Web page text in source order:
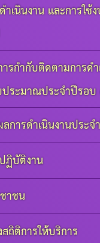
ำเนินงาน และการใ
รกำกับติดตามการด
ประมาณประจำปีรอ
การดำเนินงานประ
ฏิบัติงาน
าชน
ถิติการให้บริการ